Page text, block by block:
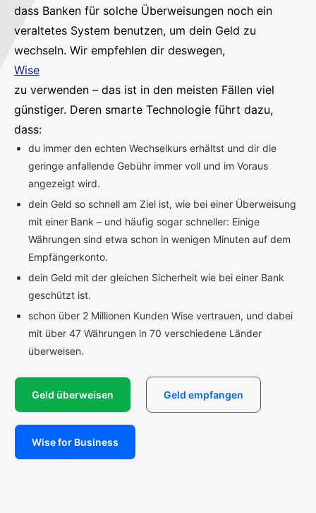
dass Banken für solche Überweisungen noch ein
veraltetes System benutzen, um dein Geld zu
wechseln. Wir empfehlen dir deswegen,
Wise
zu verwenden – das ist in den meisten Fällen viel
günstiger. Deren smarte Technologie führt dazu,
dass:
du immer den echten Wechselkurs erhältst und dir die
geringe anfallende Gebühr immer voll und im Voraus
angezeigt wird.
dein Geld so schnell am Ziel ist, wie bei einer Überweisung
mit einer Bank – und häufig sogar schneller: Einige
Währungen sind etwa schon in wenigen Minuten auf dem
Empfängerkonto.
dein Geld mit der gleichen Sicherheit wie bei einer Bank
geschützt ist.
schon über 2 Millionen Kunden Wise vertrauen, und dabei
mit über 47 Währungen in 70 verschiedene Länder
überweisen.
Geld überweisen Geld empfangen
Wise for Business